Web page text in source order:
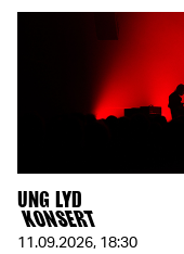
UNG LYD
KONSERT
11.09.2026, 18:30